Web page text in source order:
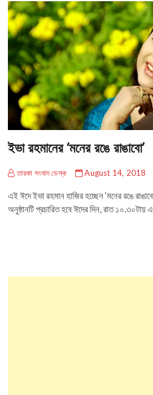
ইভা রহমানের ‘মনের রঙে রাঙাবো’
তারকা সংবাদ ডেস্ক August 14, 2018
এই ঈদে ইভা রহমান হাজির হচ্ছেন ‘মনের রঙে
অনুষ্ঠানটি প্রচারিত হবে ঈদের দিন, রাত